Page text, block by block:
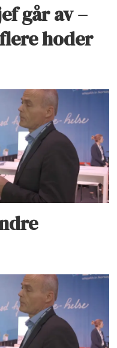
går av –
hoder